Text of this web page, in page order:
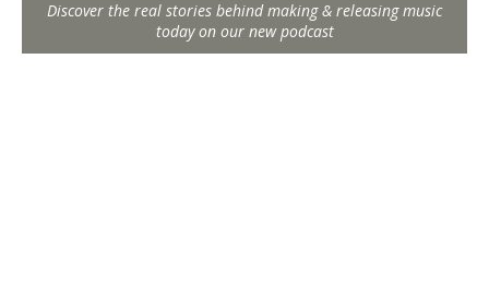
Discover the real stories behind making & releasing music
today on our new podcast